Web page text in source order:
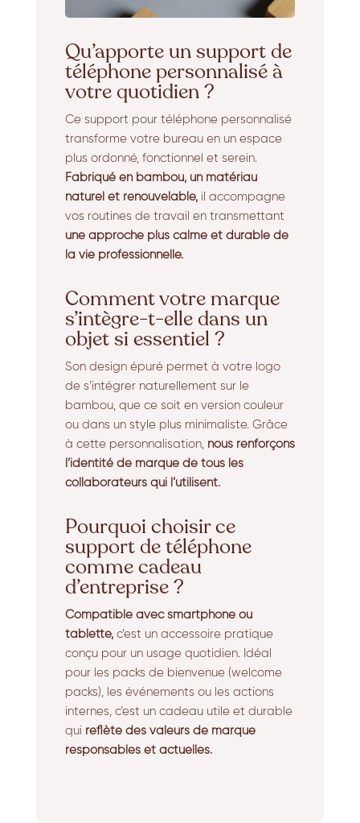
Qu’apporte un support de
téléphone personnalisé à
votre quotidien ?
Ce support pour téléphone personnalisé
transforme votre bureau en un espace
plus ordonné, fonctionnel et serein.
Fabriqué en bambou, un matériau
naturel et renouvelable,il accompagne
vos routines de travail en transmettant
une approche plus calme et durable de
la vie professionnelle.
Comment votre marque
s’intègre-t-elle dans un
objet si essentiel ?
Son design épuré permet à votre logo
de s’intégrer naturellement sur le
bambou, que ce soit en version couleur
ou dans un style plus minimaliste. Grâce
à cette personnalisation, nous renforçons
l’identité de marque de tous les
collaborateurs qui l’utilisent.
Pourquoi choisir ce
support de téléphone
comme cadeau
d’entreprise ?
Compatible avec smartphone ou
tablette,c’est un accessoire pratique
conçu pour un usage quotidien. Idéal
pour les packs de bienvenue (welcome
packs), les événements ou les actions
internes, c’est un cadeau utile et durable
qui reflète des valeurs de marque
responsables et actuelles.